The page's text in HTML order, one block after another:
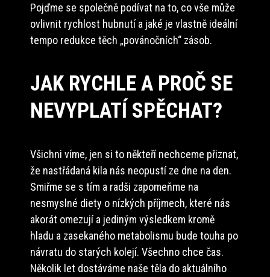
Pojďme se společně podívat na to, co vše může
ovlivnit rychlost hubnutí a jaké je vlastně ideální
tempo redukce těch „povánočních“ zásob.
JAK RYCHLE A PROČ SE
NEVYPLATÍ SPĚCHAT?
Všichni víme, jen si to někteří nechceme přiznat,
že nastřádaná kila nás neopustí ze dne na den.
Smiřme se s tím a radši zapomeňme na
nesmyslné diety o nízkých příjmech, které nás
akorát omezují a jediným výsledkem kromě
hladu a zasekaného metabolismu bude touha po
návratu do starých kolejí. Všechno chce čas.
Několik let dostáváme naše těla do aktuálního